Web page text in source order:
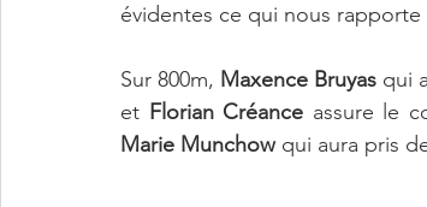
évidentes ce qui nous rapporte
Sur 800m, Maxence Bruyas qui
et Florian Créance
Marie Munchow qui aura pris